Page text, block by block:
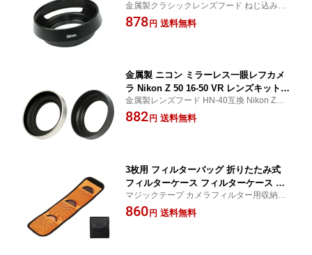
シックメタルレンズフード 黒色 ねじ込
み式
金属製クラシックレンズフード ねじ込み式
46mm〜67mm各サイズ対応 高耐久アルミ
合金製 黒色マット仕上げ
878 円 送料無料
金属製 ニコン ミラーレス一眼レフカメ
ラ Nikon Z 50 16-50 VR レンズキット
用 互換 NIKKOR Z DX 16-50mm f/3.5-6.
3 VRレンズ 対応 レンズフード HN-40
金属製レンズフード HN-40互換 Nikon Z50
NIKKOR Z DX 16-50mm f/3.5-6.3 VR対応
高耐久メタル仕様 反射防止
882 円 送料無料
3枚用 フィルターバッグ 折りたたみ式
フィルターケース フィルターケース カ
メラ 一眼レフ フィルターレンズケース
フィルターレンズポーチ フィルターソ
マジックテープ カメラフィルター用収納バ
ッグ
860 円 送料無料